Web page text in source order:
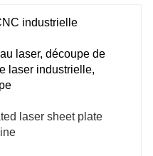
industrielle
laser, découpe de
laser industrielle,